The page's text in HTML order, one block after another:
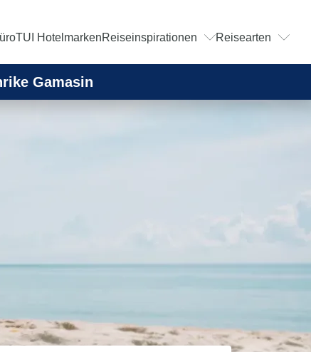
TUI HotelmarkenReiseinspirationen Reisearten
Gamasin